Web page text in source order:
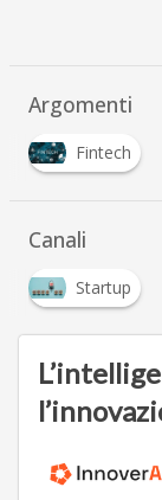
Argomenti
Fintech
Canali
Startup